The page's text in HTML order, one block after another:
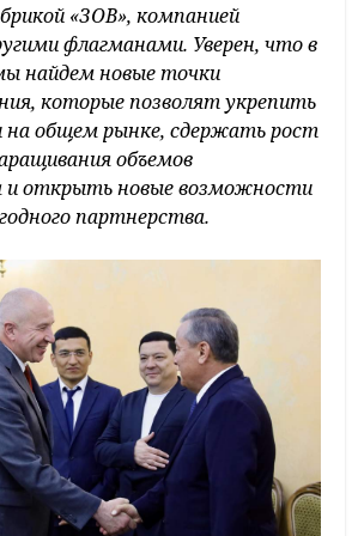
«ЗОВ», компанией
флагманами. Уверен, что в
найдем новые точки
которые позволят укрепить
на общем рынке, сдержать рост
объемов
и открыть новые возможности
партнерства.